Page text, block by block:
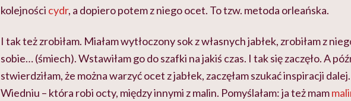
kolejności cydr, a dopiero potem z niego ocet. To tzw. metoda orleańska.
I tak też zrobiłam. Miałam wytłoczony sok z własnych jabłek, zrobiłam z
sobie… (śmiech). Wstawiłam go do szafki na jakiś czas. I tak się zaczęło. A
stwierdziłam, że można warzyć ocet z jabłek, zaczęłam szukać inspiracji
Wiedniu – która robi octy, między innymi z malin. Pomyślałam: ja też mam